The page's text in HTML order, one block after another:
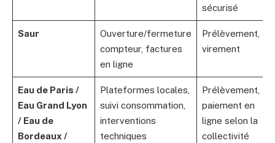
sécurisé
Saur
Ouverture/fermeture
compteur, factures
en ligne
Prélèvement,
virement
Eau de Paris /
Eau Grand Lyon
/ Eau de
Bordeaux /
Plateformes locales,
suivi consommation,
interventions
techniques
Prélèvement,
paiement en
ligne selon la
collectivité